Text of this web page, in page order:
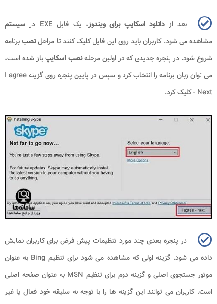
بعد از دانلود اسکایپ برای ویندوز، یک فایل EXE در سیستم
مشاهده می شود. کاربران باید روی این فایل کلیک کنند تا مراحلنصببرنامه
شروع شود. در پنجره جدیدی که در اولین مرحلهنصب اسکایپباز شده است،
می توان زبان برنامه را انتخاب کرد و سپس در پایین پنجره روی گزینهI agree
- Nextکلیک کرد.
در پنجره بعدی چند مورد تنظیمات پیش فرض برای کاربران نمایش
داده می شود. گزینه اولی که مشاهده می شود برای تنظیم Bing به عنوان
موتور جستجوی اصلی و گزینه دوم برای تنظیم MSN به عنوان صفحه اصلی
است. کاربران می توانند این گزینه ها را با توجه به سلیقه خود فعال یا غیر